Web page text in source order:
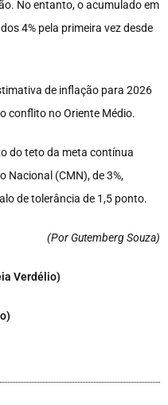
No entanto, o acumulado em
4% pela primeira vez desde
de inflação para 2026
conflito no Oriente Médio.
do teto da meta contínua
Nacional (CMN), de 3%,
de tolerância de 1,5 ponto.
(Por Gutemberg Souza)
Verdélio)